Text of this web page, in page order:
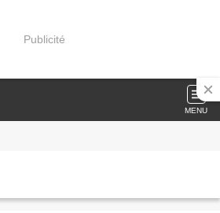
Publicité
MENU